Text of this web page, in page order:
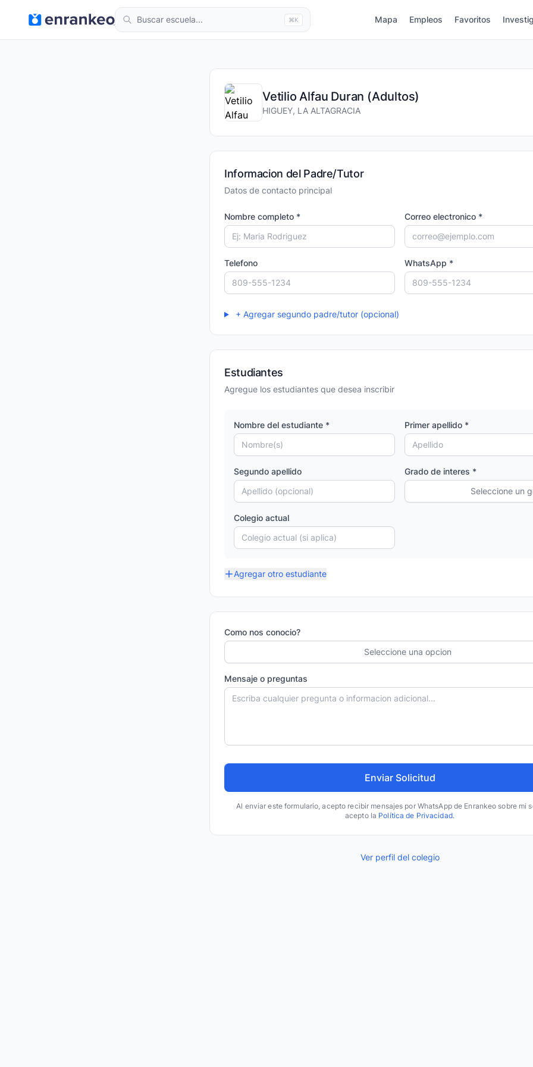
⌘K Mapa Empleos Favoritos
Vetilio Alfau Duran (Adultos)
HIGUEY, LA ALTAGRACIA
Informacion del Padre/Tutor
Datos de contacto principal
Nombre completo * Correo electronico *
Telefono WhatsApp *
+ Agregar segundo padre/tutor (opcional)
Estudiantes
Agregue los estudiantes que desea inscribir
Nombre del estudiante * Primer apellido *
Segundo apellido
Grado de interes *
Seleccione un
Colegio actual
Agregar otro estudiante
Como nos conocio?
Seleccione una opcion
Mensaje o preguntas
Al enviar este formulario, acepto recibir mensajes por WhatsApp de Enrankeo sobre mi
acepto la Política de Privacidad.
Ver perfil del colegio